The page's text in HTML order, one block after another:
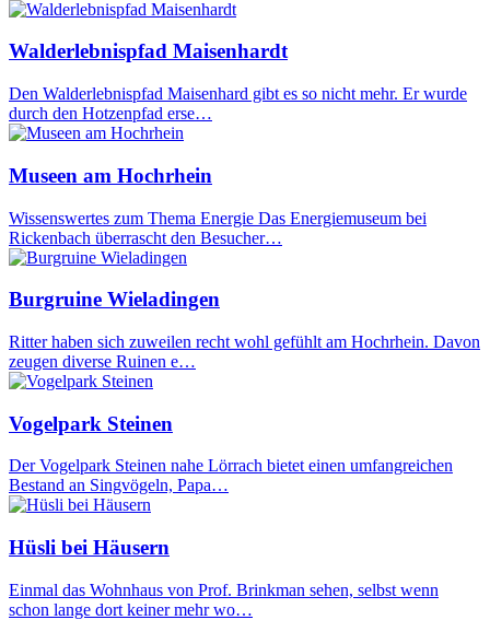
Walderlebnispfad Maisenhardt
Den Walderlebnispfad Maisenhard gibt es so nicht mehr. Er wurde
durch den Hotzenpfad erse…
Museen am Hochrhein
Wissenswertes zum Thema Energie Das Energiemuseum bei
Rickenbach überrascht den Besucher…
Burgruine Wieladingen
Ritter haben sich zuweilen recht wohl gefühlt am Hochrhein. Davon
zeugen diverse Ruinen e…
Vogelpark Steinen
Der Vogelpark Steinen nahe Lörrach bietet einen umfangreichen
Bestand an Singvögeln, Papa…
Hüsli bei Häusern
Einmal das Wohnhaus von Prof. Brinkman sehen, selbst wenn
schon lange dort keiner mehr wo…